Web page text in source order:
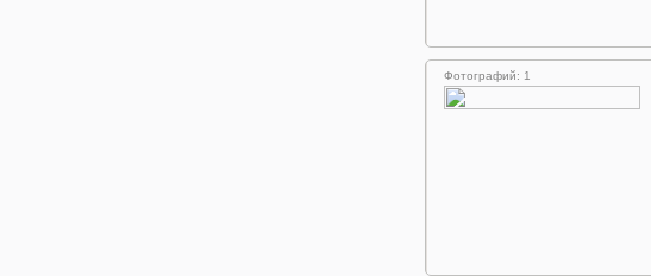
Фотографий: 1